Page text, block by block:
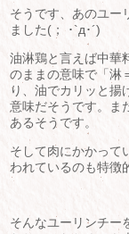
そうです、あのユー
ました(； ･`д･´)
油淋鶏と言えば中華
のままの意味で「淋
り、油でカリッと揚
意味だそうです。ま
あるそうです。
そして肉にかかって
われているのも特徴
そんなユーリンチー